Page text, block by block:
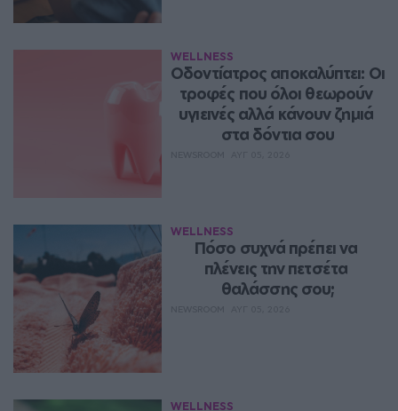
WELLNESS
Οδοντίατρος αποκαλύπτει: Οι
τροφές που όλοι θεωρούν
υγιεινές αλλά κάνουν ζημιά
στα δόντια σου
WELLNESS
Πόσο συχνά πρέπει να
πλένεις την πετσέτα
θαλάσσης σου;
WELLNESS